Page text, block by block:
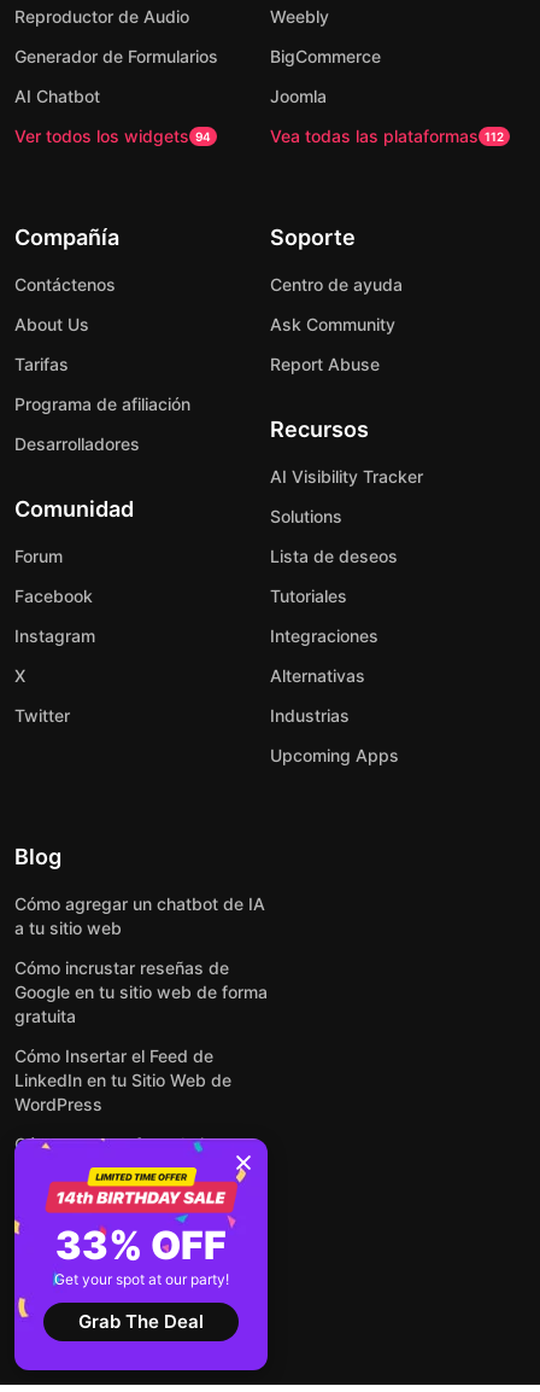
Reproductor de Audio
Generador de Formularios
AI Chatbot
Ver todos los widgets 94
Weebly
BigCommerce
Joomla
Vea todas las plataformas 112
Compañía
Contáctenos
About Us
Tarifas
Programa de afiliación
Desarrolladores
Comunidad
Forum
Facebook
Instagram
X
Twitter
Soporte
Centro de ayuda
Ask Community
Report Abuse
Recursos
AI Visibility Tracker
Solutions
Lista de deseos
Tutoriales
Integraciones
Alternativas
Industrias
Upcoming Apps
Blog
Cómo agregar un chatbot de IA
a tu sitio web
Cómo incrustar reseñas de
Google en tu sitio web de forma
gratuita
Cómo Insertar el Feed de
LinkedIn en tu Sitio Web de
WordPress
Cómo crear un formulario para
WordPress: de manera simple y
rápida
Cómo incrustar formularios en
cualquier sitio web en línea y
gratis
Ver todas las entradas
33% OFF
Get your spot at our party!
Grab The Deal